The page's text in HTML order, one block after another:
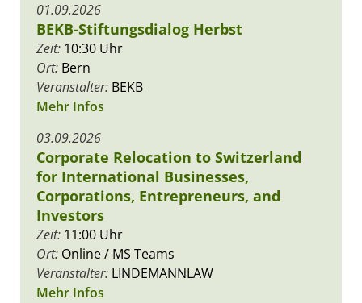
01.09.2026
BEKB-Stiftungsdialog Herbst
Zeit: 10:30 Uhr
Ort: Bern
Veranstalter: BEKB
Mehr Infos
03.09.2026
Corporate Relocation to Switzerland
for International Businesses,
Corporations, Entrepreneurs, and
Investors
Zeit: 11:00 Uhr
Ort: Online / MS Teams
Veranstalter: LINDEMANNLAW
Mehr Infos